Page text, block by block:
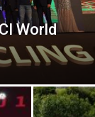
World